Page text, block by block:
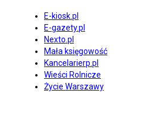
E-kiosk.pl
E-gazety.pl
Nexto.pl
Mała księgowość
Kancelarierp.pl
Wieści Rolnicze
Życie Warszawy